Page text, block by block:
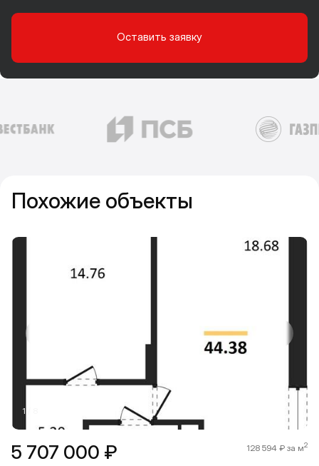
Оставить заявку
Похожие объекты
5 707 000 ₽ 128 594 ₽ за м2
1 / 8